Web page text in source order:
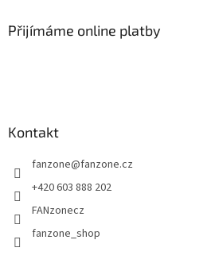
Přijímáme online platby
Kontakt
fanzone@fanzone.cz
+420 603 888 202
FANzonecz
fanzone_shop